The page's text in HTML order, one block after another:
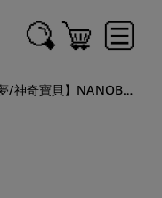
【寶可夢/神奇寶貝】NANOBLOCK積木 寶可夢 NBPM_068 路卡利歐